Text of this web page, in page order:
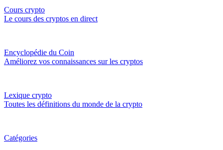
Cours crypto
Le cours des cryptos en direct
Encyclopédie du Coin
Améliorez vos connaissances sur les cryptos
Lexique crypto
Toutes les définitions du monde de la crypto
Catégories